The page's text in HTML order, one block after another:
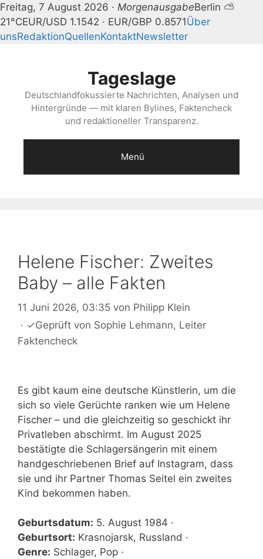
Freitag, 7 August 2026 · MorgenausgabeBerlin ⛅
21°CEUR/USD 1.1542 · EUR/GBP 0.8571Über
unsRedaktionQuellenKontaktNewsletter
Tageslage
Deutschlandfokussierte Nachrichten, Analysen und
Hintergründe — mit klaren Bylines, Faktencheck
und redaktioneller Transparenz.
Menü
Helene Fischer: Zweites
Baby – alle Fakten
11 Juni 2026, 03:35 von Philipp Klein
· ✓Geprüft von Sophie Lehmann, Leiter
Faktencheck
Es gibt kaum eine deutsche Künstlerin, um die
sich so viele Gerüchte ranken wie um Helene
Fischer – und die gleichzeitig so geschickt ihr
Privatleben abschirmt. Im August 2025
bestätigte die Schlagersängerin mit einem
handgeschriebenen Brief auf Instagram, dass
sie und ihr Partner Thomas Seitel ein zweites
Kind bekommen haben.
Geburtsdatum: 5. August 1984 ·
Geburtsort: Krasnojarsk, Russland ·
Genre: Schlager, Pop ·